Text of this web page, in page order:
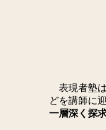
表現者塾は
どを講師に
一層深く探